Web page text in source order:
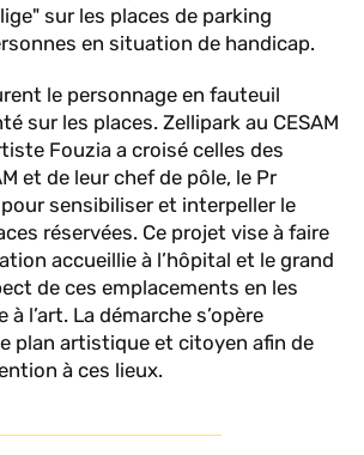
sur les places de parking
en situation de handicap.
le personnage en fauteuil
sur les places. Zellipark au CESAM
Fouzia a croisé celles des
et de leur chef de pôle, le Pr
sensibiliser et interpeller le
réservées. Ce projet vise à faire
accueillie à l’hôpital et le grand
de ces emplacements en les
l’art. La démarche s’opère
plan artistique et citoyen afin de
à ces lieux.